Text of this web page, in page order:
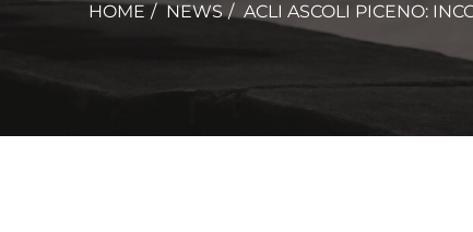
HOME NEWS ACLI ASCOLI PICENO: